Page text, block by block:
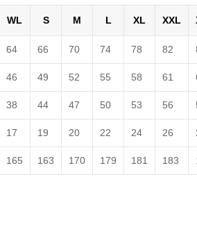
WL S M L XL XXL
64 66 70 74 78 82
46 49 52 55 58 61
38 44 47 50 53 56
17 19 20 22 24 26
165 163 170 179 181 183